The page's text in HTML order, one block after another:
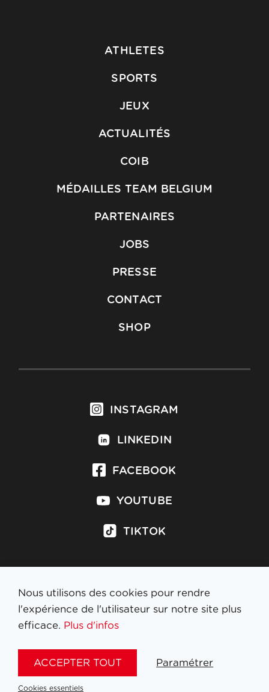
ATHLETES
SPORTS
JEUX
ACTUALITÉS
COIB
MÉDAILLES TEAM BELGIUM
PARTENAIRES
JOBS
PRESSE
CONTACT
SHOP
INSTAGRAM
LINKEDIN
FACEBOOK
YOUTUBE
TIKTOK
S'inscrire à la newsletter
Nous utilisons des cookies pour rendre
l'expérience de l'utilisateur sur notre site plus
efficace. Plus d'infos
ACCEPTER TOUT Paramétrer
Cookies essentiels